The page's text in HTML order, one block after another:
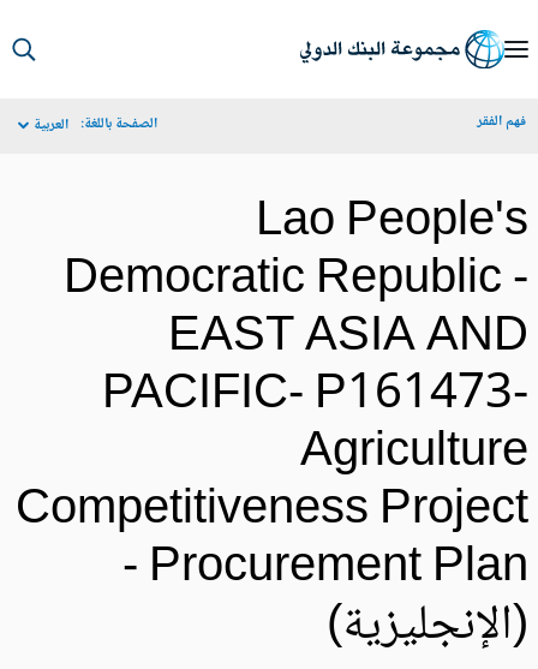
الفقر الصفحة باللغة: العربية
Lao
Democratic Republic
EAST ASIA
PACIFIC-
Competitiveness
- Procurement